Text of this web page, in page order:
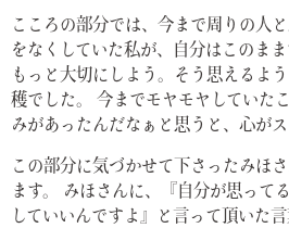
こころの部分では、今まで周りの人
をなくしていた私が、自分はこのま
もっと大切にしよう。そう思えるよ
穫でした。 今までモヤモヤしていた
みがあったんだなぁと思うと、心が
この部分に気づかせて下さったみほ
ます。 みほさんに、『自分が思って
していいんですよ』と言って頂いた